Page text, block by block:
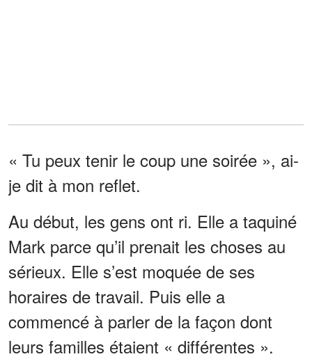
« Tu peux tenir le coup une soirée », ai-
je dit à mon reflet.
Au début, les gens ont ri. Elle a taquiné
Mark parce qu’il prenait les choses au
sérieux. Elle s’est moquée de ses
horaires de travail. Puis elle a
commencé à parler de la façon dont
leurs familles étaient « différentes ».